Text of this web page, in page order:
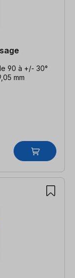
90 à +/- 30°
mm